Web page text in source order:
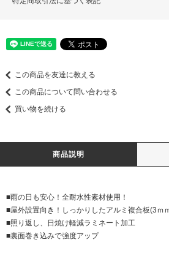
この商品を友達に教える
この商品について問い合わせる
買い物を続ける
商品説明
■雨の日も安心！全耐水性素材使用！
■屋外設置向き！しっかりしたアルミ複合板(3ｍ
■照り返し、日焼け軽減ラミネート加工
■裏面巻き込みで強度アップ